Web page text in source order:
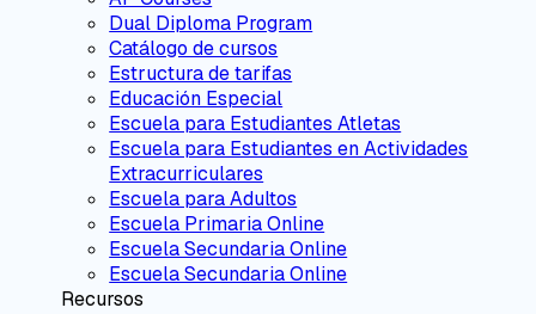
Dual Diploma Program
Catálogo de cursos
Estructura de tarifas
Educación Especial
Escuela para Estudiantes Atletas
Escuela para Estudiantes en Actividades
Extracurriculares
Escuela para Adultos
Escuela Primaria Online
Escuela Secundaria Online
Escuela Secundaria Online
Recursos